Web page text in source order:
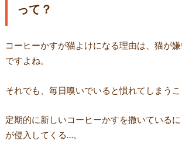
って？
コーヒーかすが猫よけになる理由は、猫が
ですよね。
それでも、毎日嗅いでいると慣れてしまうこ
定期的に新しいコーヒーかすを撒いている
が侵入してくる…。